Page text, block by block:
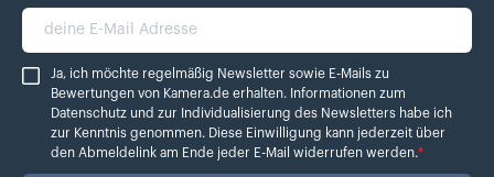
deine E-Mail Adresse
Ja, ich möchte regelmäßig Newsletter sowie E-Mails zu Bewertungen von
Ja, ich möchte regelmäßig Newsletter sowie E-Mails zu
Bewertungen von Kamera.de erhalten. Informationen zum
Datenschutz und zur Individualisierung des Newsletters habe ich
zur Kenntnis genommen. Diese Einwilligung kann jederzeit über
den Abmeldelink am Ende jeder E-Mail widerrufen werden.*